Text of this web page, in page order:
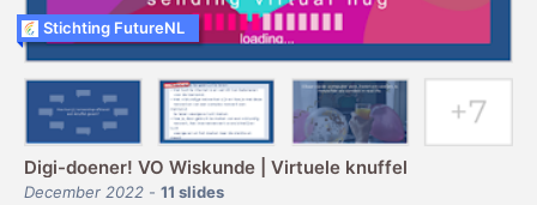
Digi-doener! VO Wiskunde | Virtuele knuffel
December 2022 - 11 slides
Stichting FutureNL